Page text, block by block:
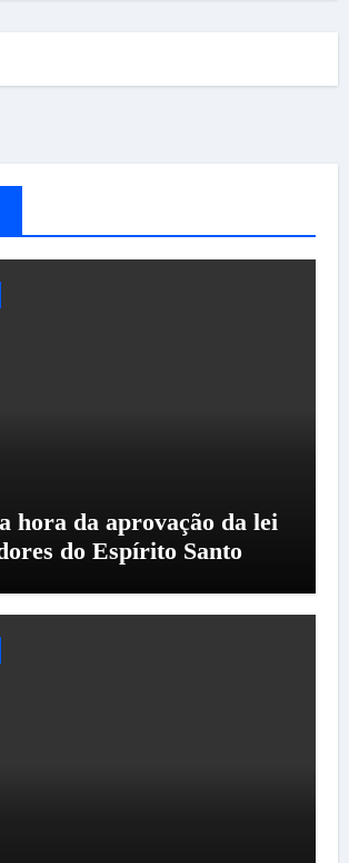
hora da aprovação da lei
do Espírito Santo